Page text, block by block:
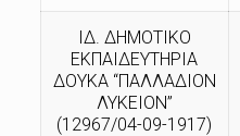
ΙΔ. ΔΗΜΟΤΙΚΟ
ΕΚΠΑΙΔΕΥΤΗΡΙΑ
ΔΟΥΚΑ “ΠΑΛΛΑΔΙΟΝ
ΛΥΚΕΙΟΝ”
(12967/04-09-1917)